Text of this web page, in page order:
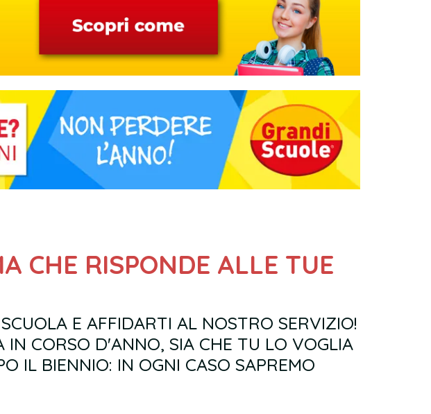
E AFFIDARTI AL NOSTRO SERVIZIO!
IN CORSO D'ANNO, SIA CHE TU LO VOGLIA
IL BIENNIO: IN OGNI CASO SAPREMO